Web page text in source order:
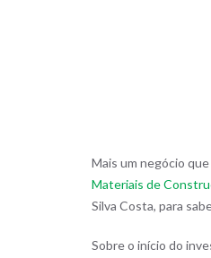
Mais um negócio
Materiais de
Silva Costa, para
Sobre o início do